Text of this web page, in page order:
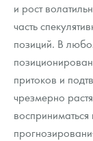
и рост
часть
позиций. В
притоков и
чрезмерно
восприниматься